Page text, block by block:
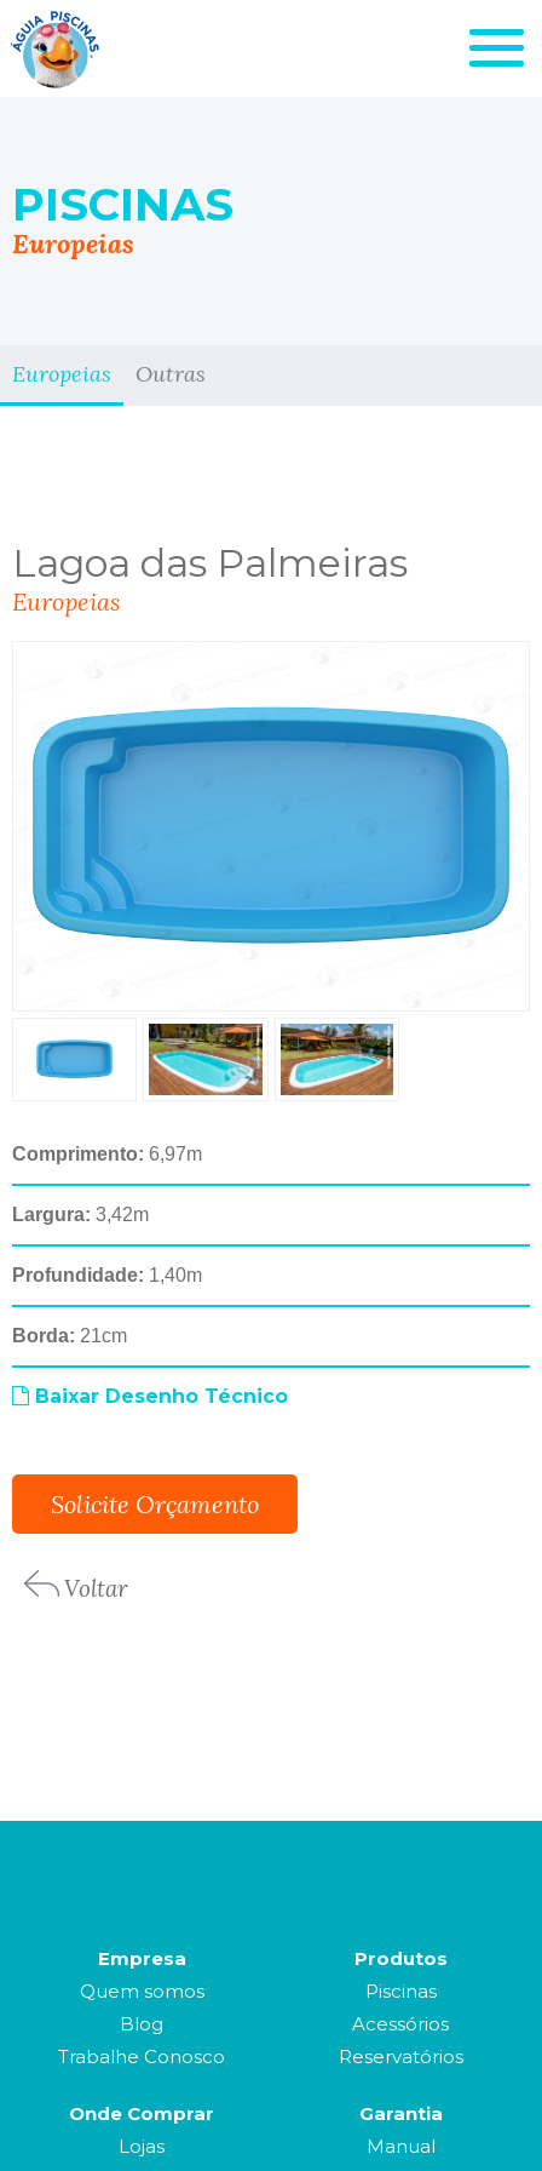
PISCINAS
Europeias
Europeias Outras
Lagoa das Palmeiras
Europeias
Comprimento: 6,97m
Largura: 3,42m
Profundidade: 1,40m
Borda: 21cm
Baixar Desenho Técnico
Solicite Orçamento
Voltar
Empresa
Quem somos
Blog
Trabalhe Conosco
Produtos
Piscinas
Acessórios
Reservatórios
Onde Comprar
Lojas
Garantia
Manual
ORÇAMENTO
Lagoa das Palmeiras
ENVIAR